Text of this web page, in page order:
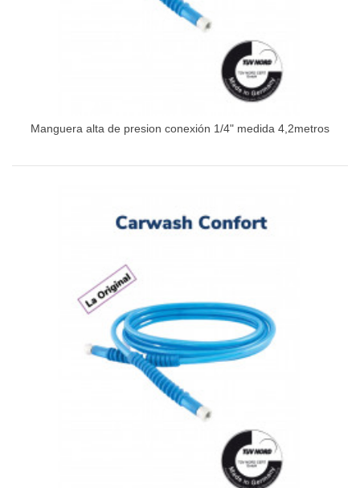
Manguera alta de presion conexión 1/4" medida 4,2metros